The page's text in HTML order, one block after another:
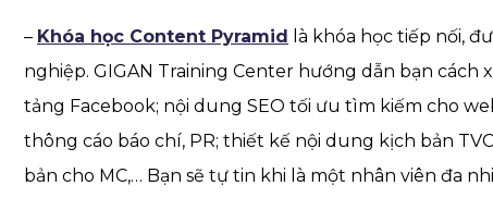
– Khóa học Content Pyramid là khóa học tiếp nối,
nghiệp. GIGAN Training Center hướng dẫn bạn
tảng Facebook; nội dung SEO tối ưu tìm kiếm cho
thông cáo báo chí, PR; thiết kế nội dung kịch bản
bản cho MC,… Bạn sẽ tự tin khi là một nhân viên đa